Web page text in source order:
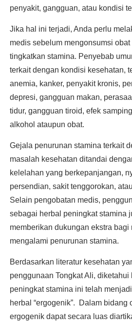
penyakit, gangguan, atau kondisi
Jika hal ini terjadi, Anda perlu
medis sebelum mengonsumsi
tingkatkan stamina. Penyebab
terkait dengan kondisi kesehatan,
anemia, kanker, penyakit kronis,
depresi, gangguan makan,
tidur, gangguan tiroid, efek
alkohol ataupun obat.
Gejala penurunan stamina terkait
masalah kesehatan ditandai
kelelahan yang berkepanjangan,
persendian, sakit tenggorokan,
Selain pengobatan medis,
sebagai herbal peningkat stamina
memberikan dukungan ekstra bagi
mengalami penurunan stamina.
Berdasarkan literatur kesehatan
penggunaan Tongkat Ali, diketahui
peningkat stamina ini telah
herbal “ergogenik”. Dalam bidang
ergogenik dapat secara luas